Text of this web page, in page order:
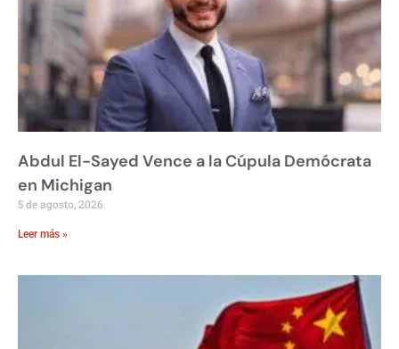
Abdul El-Sayed Vence a la Cúpula Demócrata
en Michigan
5 de agosto, 2026
Leer más »